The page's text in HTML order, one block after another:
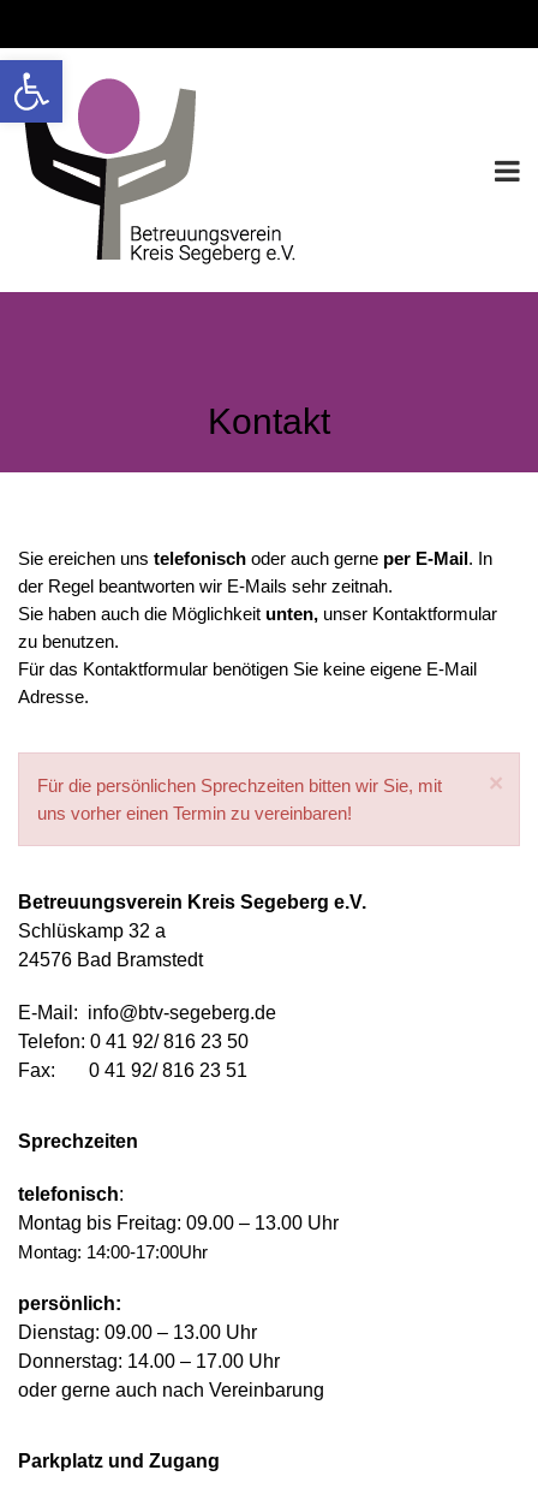
Werkzeugleiste öffnen
Kontakt
Sie ereichen uns telefonisch oder auch gerne per E-Mail. In
der Regel beantworten wir E-Mails sehr zeitnah.
Sie haben auch die Möglichkeit unten, unser Kontaktformular
zu benutzen.
Für das Kontaktformular benötigen Sie keine eigene E-Mail
Adresse.
×
Für die persönlichen Sprechzeiten bitten wir Sie, mit
uns vorher einen Termin zu vereinbaren!
Betreuungsverein Kreis Segeberg e.V.
Schlüskamp 32 a
24576 Bad Bramstedt
E-Mail: info@btv-segeberg.de
Telefon: 0 41 92/ 816 23 50
Fax: 0 41 92/ 816 23 51
Sprechzeiten
telefonisch:
Montag bis Freitag: 09.00 – 13.00 Uhr
Montag: 14:00-17:00Uhr
persönlich:
Dienstag: 09.00 – 13.00 Uhr
Donnerstag: 14.00 – 17.00 Uhr
oder gerne auch nach Vereinbarung
Parkplatz und Zugang